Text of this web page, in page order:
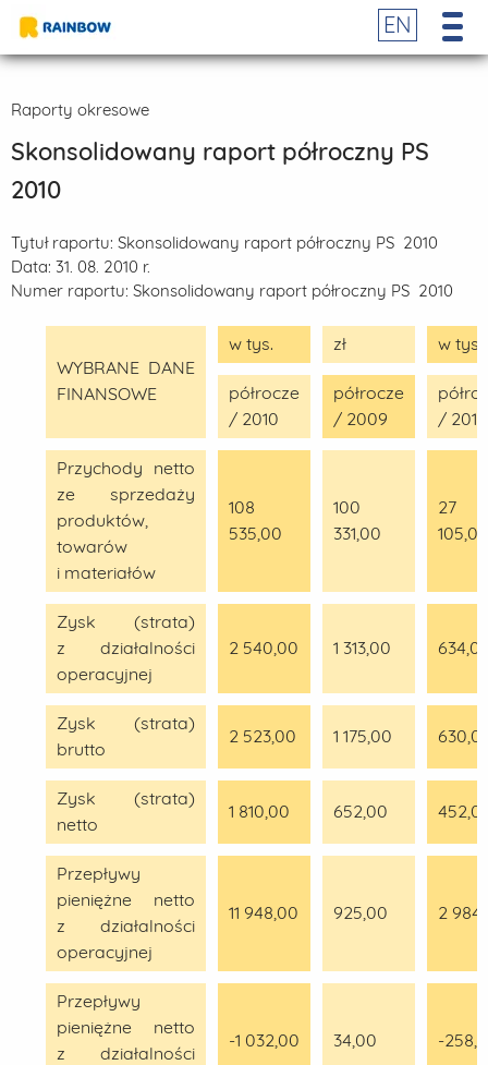
EN
Raporty okresowe
Skonsolidowany raport półroczny PS
2010
Tytuł raportu: Skonsolidowany raport półroczny PS 2010
Data: 31. 08. 2010 r.
Numer raportu: Skonsolidowany raport półroczny PS 2010
WYBRANE DANE
FINANSOWE
w tys. zł w tys.
półrocze
/ 2010
półrocze
/ 2009
/ 2010
Przychody netto
ze sprzedaży
produktów,
towarów
i materiałów
108
535,00
100
331,00
27
105,00
Zysk (strata)
z działalności
operacyjnej
2 540,00 1 313,00
Zysk (strata)
brutto
2 523,00 1 175,00
Zysk (strata)
netto
1 810,00 652,00
Przepływy
pieniężne netto
z działalności
operacyjnej
11 948,00 925,00 2
Przepływy
pieniężne netto
z działalności
-1 032,00 34,00 -